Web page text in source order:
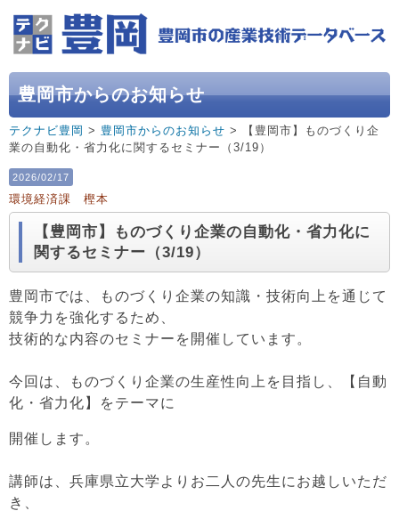
豊岡市からのお知らせ
テクナビ豊岡 > 豊岡市からのお知らせ > 【豊岡市】ものづくり企
業の自動化・省力化に関するセミナー（3/19）
2026/02/17
環境経済課 樫本
【豊岡市】ものづくり企業の自動化・省力化に
関するセミナー（3/19）
豊岡市では、ものづくり企業の知識・技術向上を通じて
競争力を強化するため、
技術的な内容のセミナーを開催しています。
今回は、ものづくり企業の生産性向上を目指し、【自動
化・省力化】をテーマに
開催します。
講師は、兵庫県立大学よりお二人の先生にお越しいただ
き、